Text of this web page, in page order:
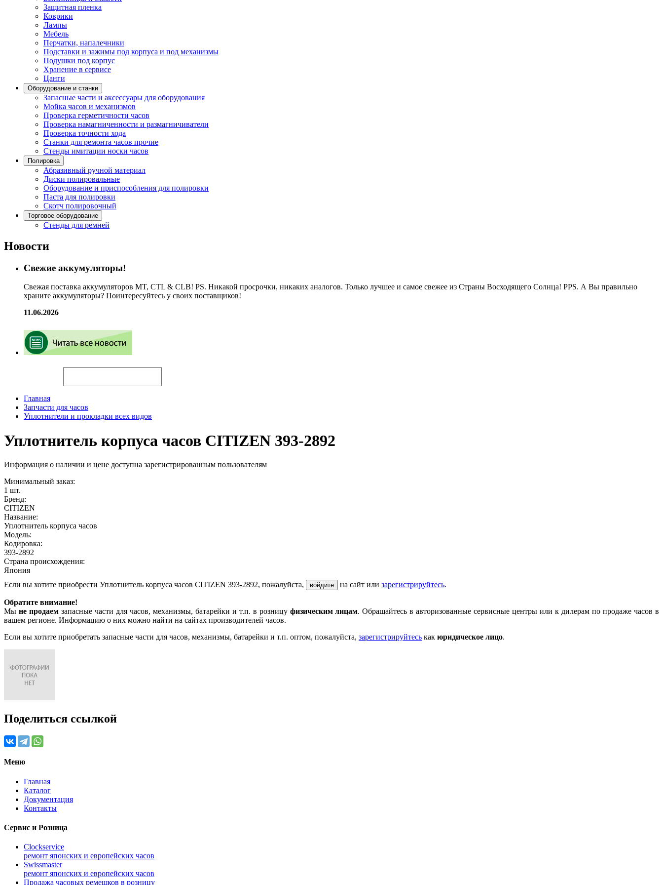
Защитная пленка
Коврики
Лампы
Мебель
Перчатки, напалечники
Подставки и зажимы под корпуса и под механизмы
Подушки под корпус
Хранение в сервисе
Цанги
Оборудование и станки
Запасные части и аксессуары для оборудования
Мойка часов и механизмов
Проверка герметичности часов
Проверка намагниченности и размагничиватели
Проверка точности хода
Станки для ремонта часов прочие
Стенды имитации носки часов
Полировка
Абразивный ручной материал
Диски полировальные
Оборудование и приспособления для полировки
Паста для полировки
Скотч полировочный
Торговое оборудование
Стенды для ремней
Новости
Свежие аккумуляторы!
Свежая поставка аккумуляторов MT, CTL & CLB! PS. Никакой просрочки, никаких аналогов. Только лучшее и самое свежее из Страны Восходящего Солнца! PPS. А Вы правильно
храните аккумуляторы? Поинтересуйтесь у своих поставщиков!
11.06.2026
Главная
Запчасти для часов
Уплотнители и прокладки всех видов
Уплотнитель корпуса часов CITIZEN 393-2892
Информация о наличии и цене доступна зарегистрированным пользователям
Минимальный заказ:
1 шт.
Бренд:
CITIZEN
Название:
Уплотнитель корпуса часов
Модель:
Кодировка:
393-2892
Страна происхождения:
Япония
Если вы хотите приобрести Уплотнитель корпуса часов CITIZEN 393-2892, пожалуйста,
войдите на сайт или зарегистрируйтесь.
Обратите внимание!
Мы не продаемзапасные части для часов, механизмы, батарейки и т.п. в розницу физическим лицам. Обращайтесь в авторизованные сервисные центры или к дилерам по продаже часов в
вашем регионе. Информацию о них можно найти на сайтах производителей часов.
Если вы хотите приобретать запасные части для часов, механизмы, батарейки и т.п. оптом, пожалуйста, зарегистрируйтесь как юридическое лицо.
Поделиться ссылкой
Меню
Главная
Каталог
Документация
Контакты
Сервис и Розница
Clockservice
ремонт японских и европейских часов
Swissmaster
ремонт японских и европейских часов
Продажа часовых ремешков в розницу